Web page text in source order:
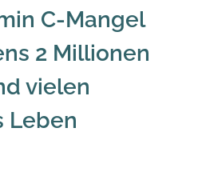
C-Mangel
2 Millionen
vielen
Leben